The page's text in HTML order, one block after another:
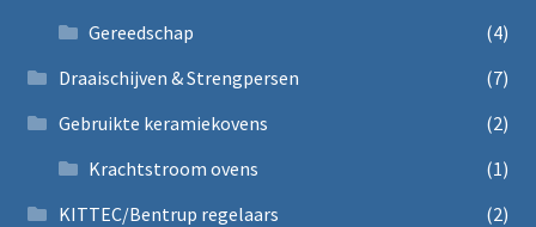
Gereedschap
(4)
Draaischijven & Strengpersen
(7)
Gebruikte keramiekovens
(2)
Krachtstroom ovens
(1)
KITTEC/Bentrup regelaars
(2)